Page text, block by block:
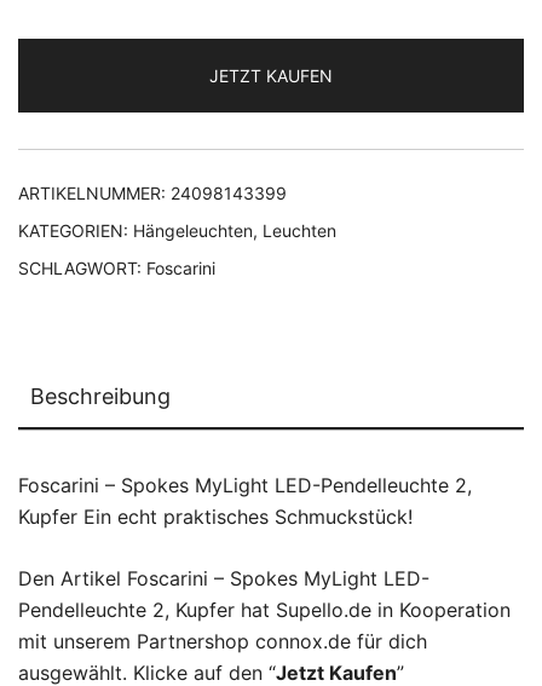
JETZT KAUFEN
ARTIKELNUMMER: 24098143399
KATEGORIEN: Hängeleuchten, Leuchten
SCHLAGWORT: Foscarini
Beschreibung
Foscarini – Spokes MyLight LED-Pendelleuchte 2,
Kupfer Ein echt praktisches Schmuckstück!
Den Artikel Foscarini – Spokes MyLight LED-
Pendelleuchte 2, Kupfer hat Supello.de in Kooperation
mit unserem Partnershop connox.de für dich
ausgewählt. Klicke auf den “Jetzt Kaufen”